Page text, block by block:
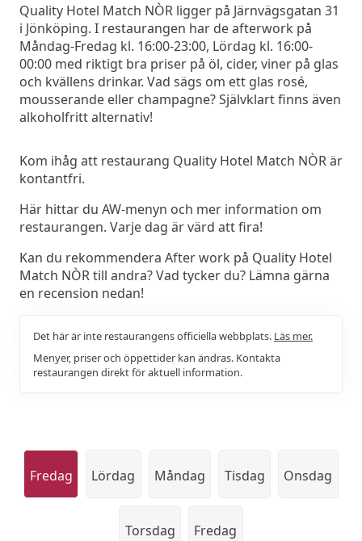
Quality Hotel Match NÒR ligger på Järnvägsgatan 31
i Jönköping. I restaurangen har de afterwork på
Måndag-Fredag kl. 16:00-23:00, Lördag kl. 16:00-
00:00 med riktigt bra priser på öl, cider, viner på glas
och kvällens drinkar. Vad sägs om ett glas rosé,
mousserande eller champagne? Självklart finns även
alkoholfritt alternativ!
Kom ihåg att restaurang Quality Hotel Match NÒR är
kontantfri.
Här hittar du AW-menyn och mer information om
restaurangen. Varje dag är värd att fira!
Kan du rekommendera After work på Quality Hotel
Match NÒR till andra? Vad tycker du? Lämna gärna
en recension nedan!
Det här är inte restaurangens officiella webbplats. Läs mer.
Menyer, priser och öppettider kan ändras. Kontakta
restaurangen direkt för aktuell information.
Fredag Lördag Måndag Tisdag Onsdag
Torsdag Fredag